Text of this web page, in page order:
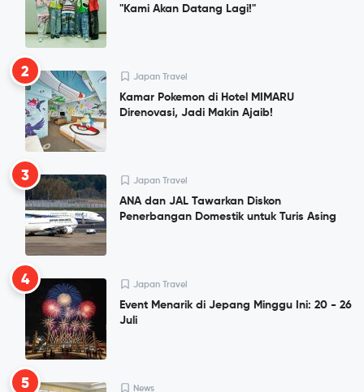
"Kami Akan Datang Lagi!"
2 Japan Travel
Kamar Pokemon di Hotel MIMARU
Direnovasi, Jadi Makin Ajaib!
3 Japan Travel
ANA dan JAL Tawarkan Diskon
Penerbangan Domestik untuk Turis Asing
4 Japan Travel
Event Menarik di Jepang Minggu Ini: 20 - 26
Juli
5 News